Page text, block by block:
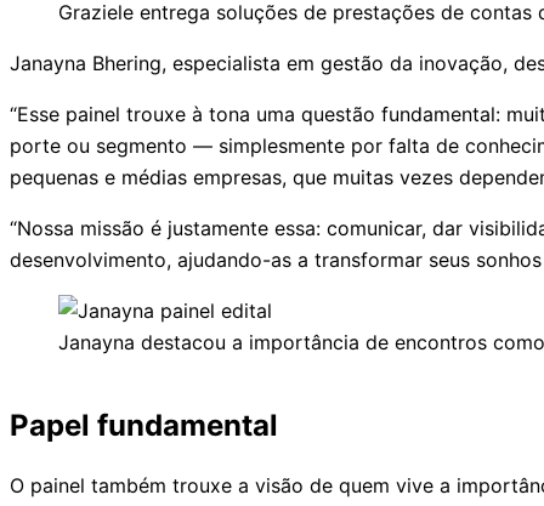
Graziele entrega soluções de prestações de contas
Janayna Bhering, especialista em gestão da inovação,
“Esse painel trouxe à tona uma questão fundamental:
porte ou segmento — simplesmente por falta de
pequenas e médias empresas, que muitas vezes
“Nossa missão é justamente essa: comunicar, dar
desenvolvimento, ajudando-as a transformar seus
Janayna destacou a importância de encontros
Papel fundamental
O painel também trouxe a visão de quem vive a